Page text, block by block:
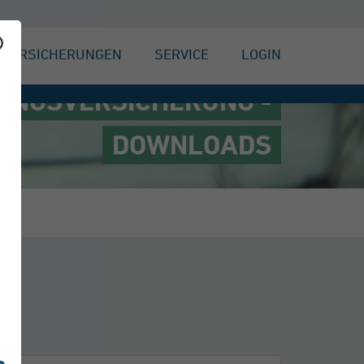
VERSICHERUNGEN SERVICE LOGIN
-
DOWNLOADS